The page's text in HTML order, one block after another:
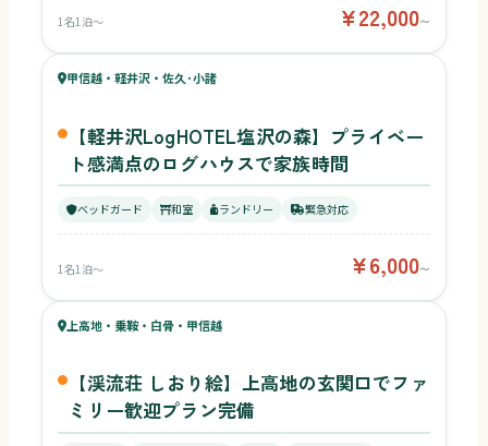
1名1泊〜 ¥22,000〜
55ベビー
63キッズ
甲信越・軽井沢・佐久･小諸
【軽井沢LogHOTEL塩沢の森】プライベー
ト感満点のログハウスで家族時間
ベッドガード 和室 ランドリー 緊急対応
1名1泊〜 ¥6,000〜
55ベビー
47キッズ
上高地・乗鞍・白骨・甲信越
【渓流荘 しおり絵】上高地の玄関口でファ
ミリー歓迎プラン完備